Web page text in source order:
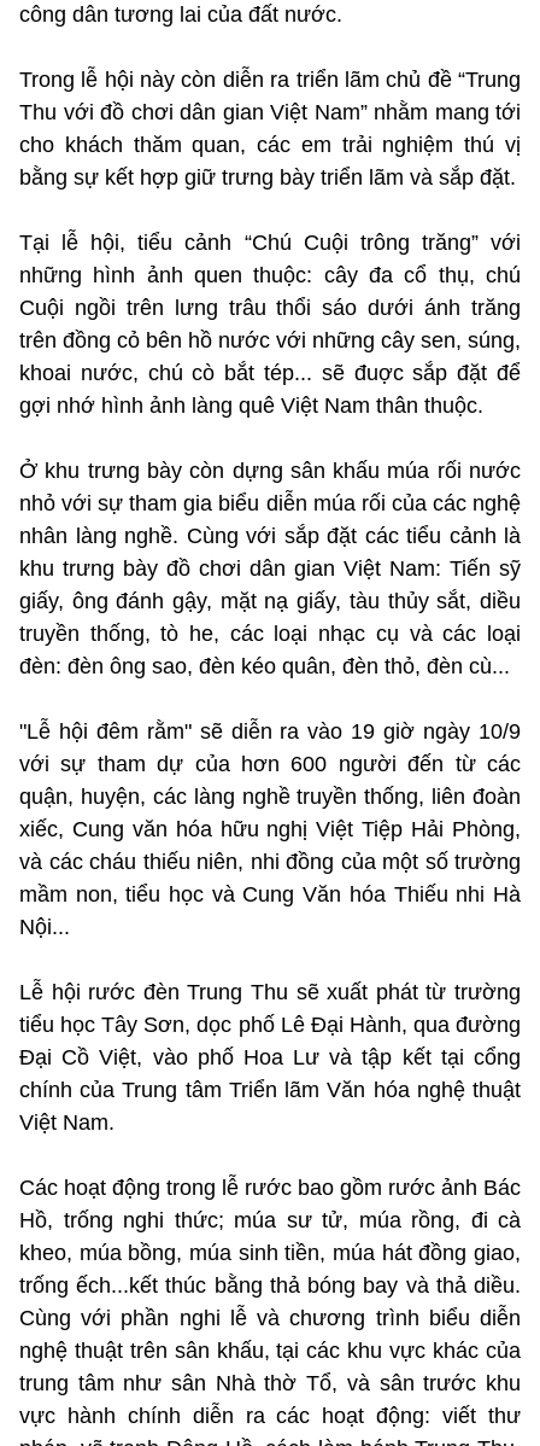
công dân tương lai của đất nước.
Trong lễ hội này còn diễn ra triển lãm chủ đề “Trung
Thu với đồ chơi dân gian Việt Nam” nhằm mang tới
cho khách thăm quan, các em trải nghiệm thú vị
bằng sự kết hợp giữ trưng bày triển lãm và sắp đặt.
Tại lễ hội, tiểu cảnh “Chú Cuội trông trăng” với
những hình ảnh quen thuộc: cây đa cổ thụ, chú
Cuội ngồi trên lưng trâu thổi sáo dưới ánh trăng
trên đồng cỏ bên hồ nước với những cây sen, súng,
khoai nước, chú cò bắt tép... sẽ đuợc sắp đặt để
gợi nhớ hình ảnh làng quê Việt Nam thân thuộc.
Ở khu trưng bày còn dựng sân khấu múa rối nước
nhỏ với sự tham gia biểu diễn múa rối của các nghệ
nhân làng nghề. Cùng với sắp đặt các tiểu cảnh là
khu trưng bày đồ chơi dân gian Việt Nam: Tiến sỹ
giấy, ông đánh gậy, mặt nạ giấy, tàu thủy sắt, diều
truyền thống, tò he, các loại nhạc cụ và các loại
đèn: đèn ông sao, đèn kéo quân, đèn thỏ, đèn cù...
"Lễ hội đêm rằm" sẽ diễn ra vào 19 giờ ngày 10/9
với sự tham dự của hơn 600 người đến từ các
quận, huyện, các làng nghề truyền thống, liên đoàn
xiếc, Cung văn hóa hữu nghị Việt Tiệp Hải Phòng,
và các cháu thiếu niên, nhi đồng của một số trường
mầm non, tiểu học và Cung Văn hóa Thiếu nhi Hà
Nội...
Lễ hội rước đèn Trung Thu sẽ xuất phát từ trường
tiểu học Tây Sơn, dọc phố Lê Đại Hành, qua đường
Đại Cồ Việt, vào phố Hoa Lư và tập kết tại cổng
chính của Trung tâm Triển lãm Văn hóa nghệ thuật
Việt Nam.
Các hoạt động trong lễ rước bao gồm rước ảnh Bác
Hồ, trống nghi thức; múa sư tử, múa rồng, đi cà
kheo, múa bồng, múa sinh tiền, múa hát đồng giao,
trống ếch...kết thúc bằng thả bóng bay và thả diều.
Cùng với phần nghi lễ và chương trình biểu diễn
nghệ thuật trên sân khấu, tại các khu vực khác của
trung tâm như sân Nhà thờ Tổ, và sân trước khu
vực hành chính diễn ra các hoạt động: viết thư